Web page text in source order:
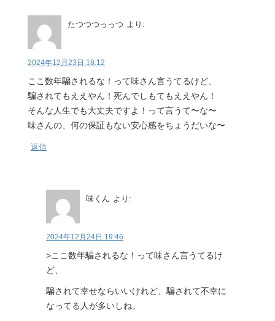
たつつつっっつ より:
2024年12月23日 18:12
ここ数年騙されるな！って味さん言うてるけど、
騙されてもええやん！死んでしもてもええやん！
そんな人生でも大丈夫ですよ！って言うて〜な〜
味さんの、何の保証もない安心感をちょうだいな〜
返信
味くん より:
2024年12月24日 19:46
>ここ数年騙されるな！って味さん言うてるけ
ど、
騙されて幸せならいいけれど、騙されて不幸に
なってる人が多いしね。